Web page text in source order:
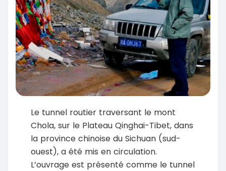
Le tunnel routier traversant le mont
Chola, sur le Plateau Qinghai-Tibet, dans
la province chinoise du Sichuan (sud-
ouest), a été mis en circulation.
L’ouvrage est présenté comme le tunnel